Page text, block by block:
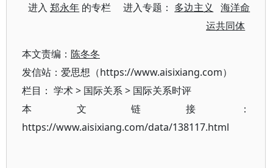
进入郑永年 的专栏 进入专题： 多边主义
海洋命
运共同体
本文责编： 陈冬冬
发信站：爱思想（https://www.aisixiang.com）
栏目： 学术> 国际关系> 国际关系时评
本文链接：
https://www.aisixiang.com/data/138117.html